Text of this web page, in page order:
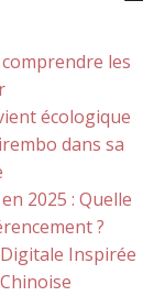
les
écologique
dans sa
2025 : Quelle
?
Inspirée